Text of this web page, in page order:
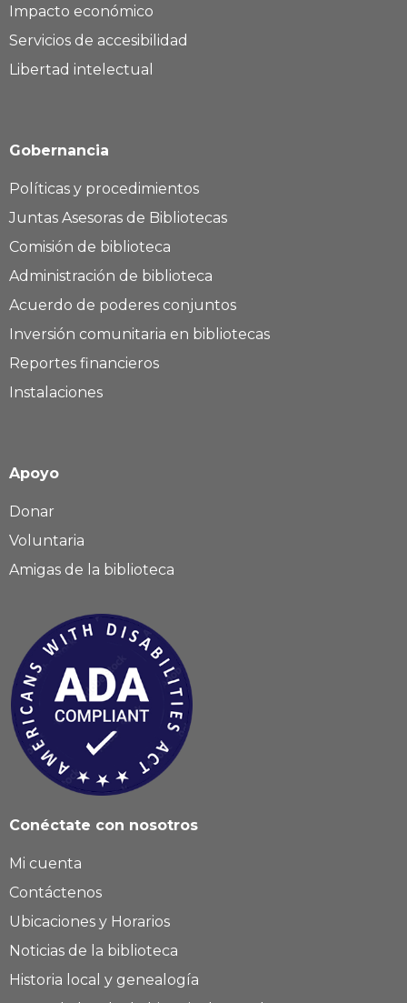
Impacto económico
Servicios de accesibilidad
Libertad intelectual
Gobernancia
Políticas y procedimientos
Juntas Asesoras de Bibliotecas
Comisión de biblioteca
Administración de biblioteca
Acuerdo de poderes conjuntos
Inversión comunitaria en bibliotecas
Reportes financieros
Instalaciones
Apoyo
Donar
Voluntaria
Amigas de la biblioteca
Conéctate con nosotros
Mi cuenta
Contáctenos
Ubicaciones y Horarios
Noticias de la biblioteca
Historia local y genealogía